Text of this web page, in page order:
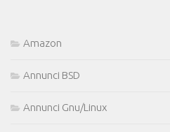
Amazon
Annunci BSD
Annunci Gnu/Linux